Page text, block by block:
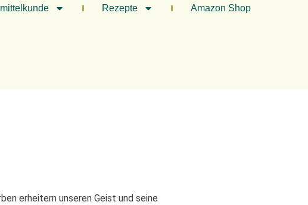
Rezepte Amazon Shop
erheitern unseren Geist und seine